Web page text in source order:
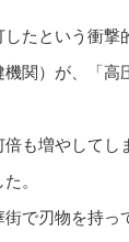
たという衝撃
関）が、「高
も増やしてし
。
で刃物を持っ